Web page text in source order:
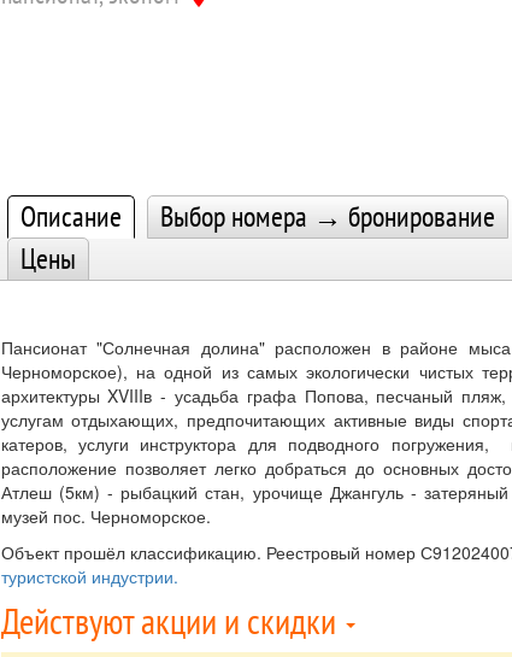
Описание Выбор номера → бронирование
Цены
Пансионат "Солнечная долина" расположен в районе
Черноморское), на одной из самых экологически чистых
архитектуры XVIIIв - усадьба графа Попова, песчаный
услугам отдыхающих, предпочитающих активные виды
катеров, услуги инструктора для подводного
расположение позволяет легко добраться до основных
Атлеш (5км) - рыбацкий стан, урочище Джангуль -
музей пос. Черноморское.
Объект прошёл классификацию. Реестровый номер
туристской индустрии.
Действуют акции и скидки